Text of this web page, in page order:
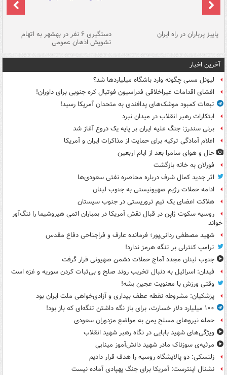
پاییز پرباران در راه ایران دستگیری ۶ نفر در بهشهر به اتهام
تشویش اذهان عمومی
آخرین اخبار
لیونل مسی چگونه وارد باشگاه میلیاردها شد؟
افشای اقدامات غیراخلاقی فدراسیون فوتبال کره جنوبی برای داوران!
تبعات کمبود موشک‌های پدافندی به متحدان آمریکا رسید!
ابتکارات رهبر انقلاب در میدان نبرد
برنی سندرز: جنگ علیه ایران بر پایه یک دروغ آغاز شد
اعلام آمادگی ترکیه برای حمایت از مذاکرات ایران و آمریکا
حال و هوای سامرا بعد از ایام اربعین
فورلان به خانه بازگشت
اثر جدید کمال شرف درباره محاصره نفتی سعودی‌ها
ادامه حملات رژیم صهیونیستی به جنوب لبنان
هلاکت اعضای یک تیم تروریستی در جنوب سیستان
روسیه سکوت ژاپن در قبال نقش آمریکا در بمباران اتمی هیروشیما را ننگ‌آور
خواند
شهید مصطفی ردانی‌پور؛ فرمانده عارف و فراجناحی دفاع مقدس
ترامپ کنترلی بر تنگه هرمز ندارد!
جنوب لبنان مجدد آماج حملات دشمن صهیونی قرار گرفت
فیدان: اسرائیل به دنبال تخریب روند صلح و بی‌ثبات کردن سوریه و غزه است
وقتی ورزش با معنویت عجین بشه!
پزشکیان: مشروطه نقطه عطف بیداری و آزادی‌خواهی ملت ایران بود
۱۰۰ میلیارد دلار خسارت، برای باز نگه داشتن تنگه‌ای که باز بود!
حمله نیروهای مسلح یمن به مواضع مزدوران سعودی
ویژگی‌های شهید بابایی در نگاه رهبر شهید انقلاب
مرثیه‌ی سوزناک مادر شهید دانش‌آموز مینابی
زلنسکی: دو پالایشگاه روسیه را هدف قرار دادیم
نشنال اینترست: آمریکا برای جنگ پهپادی آماده نیست